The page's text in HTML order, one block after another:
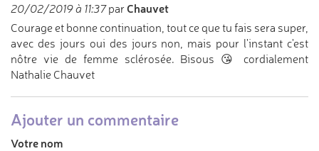
20/02/2019 à 11:37par Chauvet
Courage et bonne continuation, tout ce que tu fais sera super,
avec des jours oui des jours non, mais pour l'instant c'est
nôtre vie de femme sclérosée. Bisous 😘 cordialement
Nathalie Chauvet
Ajouter un commentaire
Votre nom